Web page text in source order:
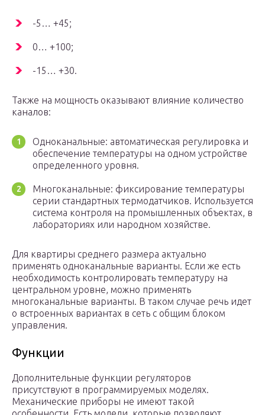
-5… +45;
0… +100;
-15… +30.
Также на мощность оказывают влияние количество
каналов:
Одноканальные: автоматическая регулировка и
обеспечение температуры на одном устройстве
определенного уровня.
Многоканальные: фиксирование температуры
серии стандартных термодатчиков. Используется
система контроля на промышленных объектах, в
лабораториях или народном хозяйстве.
Для квартиры среднего размера актуально
применять одноканальные варианты. Если же есть
необходимость контролировать температуру на
центральном уровне, можно применять
многоканальные варианты. В таком случае речь идет
о встроенных вариантах в сеть с общим блоком
управления.
Функции
Дополнительные функции регуляторов
присутствуют в программируемых моделях.
Механические приборы не имеют такой